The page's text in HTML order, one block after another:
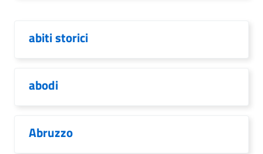
abiti storici
abodi
Abruzzo